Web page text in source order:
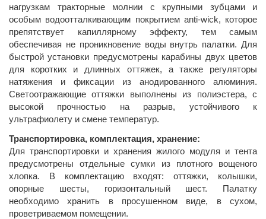
нагрузкам тракторные молнии с крупными зубцами и
особым водоотталкивающим покрытием anti-wick, которое
препятствует капиллярному эффекту, тем самым
обеспечивая не проникновение воды внутрь палатки. Для
быстрой установки предусмотрены карабины двух цветов
для коротких и длинных оттяжек, а также регуляторы
натяжения и фиксации из анодированного алюминия.
Светоотражающие оттяжки выполнены из полиэстера, с
высокой прочностью на разрыв, устойчивого к
ультрафиолету и смене температур.
Транспортировка, комплектация, хранение:
Для транспортировки и хранения жилого модуля и тента
предусмотрены отдельные сумки из плотного вощеного
хлопка. В комплектацию входят: оттяжки, колышки,
опорные шесты, горизонтальный шест. Палатку
необходимо хранить в просушенном виде, в сухом,
проветриваемом помещении.